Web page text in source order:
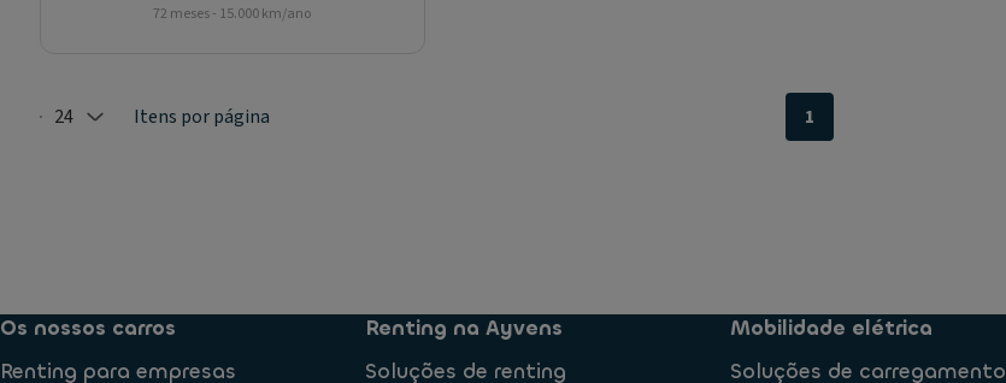
72 meses - 15.000 km/ano
Selected: 24
24 Itens por página 1
Os nossos carros
Renting para empresas
Renting na Ayvens
Soluções de renting
Mobilidade elétrica
Soluções de carregamento